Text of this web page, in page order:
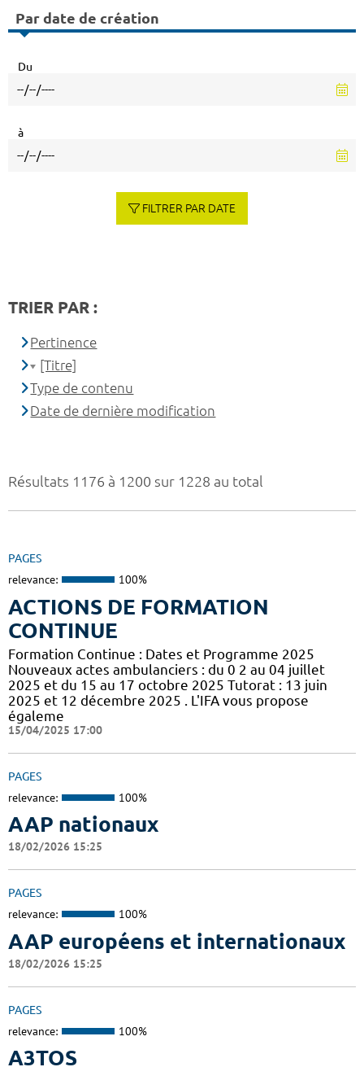
Résultats 1176 à 1200 sur 1228 au total
PAGES
relevance: 100%
ACTIONS DE FORMATION
CONTINUE
Formation Continue : Dates et Programme 2025
Nouveaux actes ambulanciers : du 0 2 au 04 juillet
2025 et du 15 au 17 octobre 2025 Tutorat : 13 juin
2025 et 12 décembre 2025 . L'IFA vous propose
égaleme
15/04/2025 17:00
PAGES
relevance: 100%
AAP nationaux
18/02/2026 15:25
PAGES
relevance: 100%
AAP européens et internationaux
18/02/2026 15:25
PAGES
relevance: 100%
A3TOS
Par date de création
Du
à
FILTRER PAR DATE
TRIER PAR :
Pertinence
[Titre]
Type de contenu
Date de dernière modification